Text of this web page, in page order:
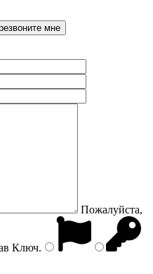
Пожалуйста,
Ключ.